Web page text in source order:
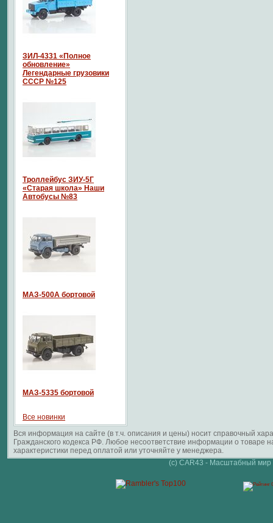
ЗИЛ-4331 «Полное
обновление»
Легендарные грузовики
СССР №125
Троллейбус ЗИУ-5Г
«Старая школа» Наши
Автобусы №83
МАЗ-500А бортовой
МАЗ-5335 бортовой
Все новинки
Вся информация на сайте (в т.ч. описания и цены) носит справочный
Гражданского кодекса РФ. Любое несоответствие информации о
характеристики перед оплатой или уточняйте у менеджера.
(c) CAR43 - Масштабный мир